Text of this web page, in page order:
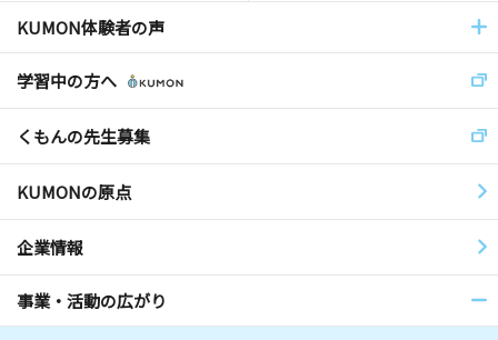
KUMON体験者の声
学習中の方へ
くもんの先生募集
KUMONの原点
企業情報
事業・活動の広がり